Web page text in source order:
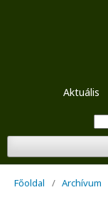
Aktuális
Főoldal / Archívum